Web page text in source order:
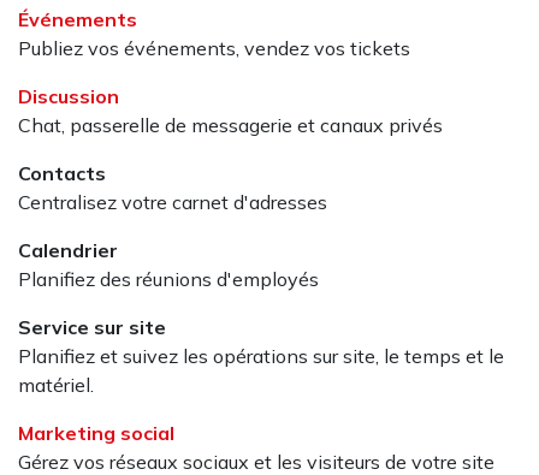
Événements
Publiez vos événements, vendez vos tickets
Discussion
Chat, passerelle de messagerie et canaux privés
Contacts
Centralisez votre carnet d'adresses
Calendrier
Planifiez des réunions d'employés
Service sur site
Planifiez et suivez les opérations sur site, le temps et le
matériel.
Marketing social
Gérez vos réseaux sociaux et les visiteurs de votre site